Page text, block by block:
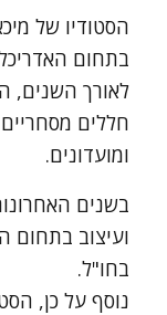
בתחום
לאורך השנים,
חללים
ומועדונים.
בשנים
ועיצוב בתחום
בחו"ל.
נוסף על כן,